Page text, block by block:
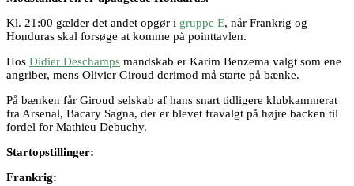
Kl. 21:00 gælder det andet opgør i gruppe E, når Frankrig og
Honduras skal forsøge at komme på pointtavlen.
Hos Didier Deschamps mandskab er Karim Benzema valgt som ene
angriber, mens Olivier Giroud derimod må starte på bænke.
På bænken får Giroud selskab af hans snart tidligere klubkammerat
fra Arsenal, Bacary Sagna, der er blevet fravalgt på højre backen til
fordel for Mathieu Debuchy.
Startopstillinger:
Frankrig: